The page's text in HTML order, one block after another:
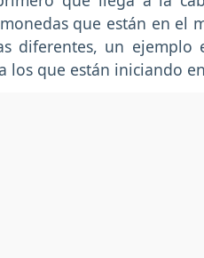
que están en el
diferentes, un ejemplo
los que están iniciando